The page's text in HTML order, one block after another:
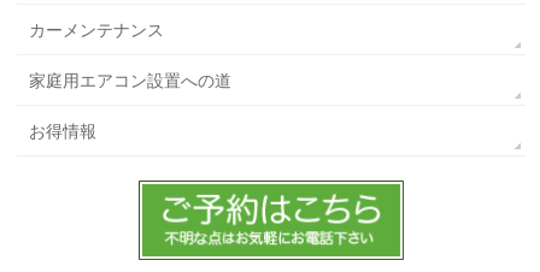
カーメンテナンス
家庭用エアコン設置への道
お得情報